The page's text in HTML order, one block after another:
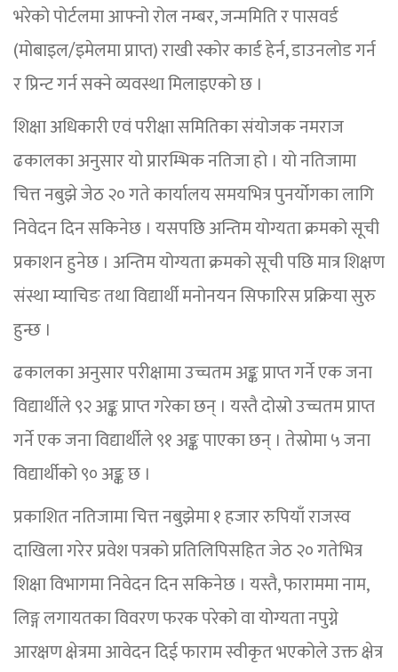
भरेको पोर्टलमा आफ्नो रोल नम्बर, जन्ममिति र पासवर्ड
(मोबाइल/इमेलमा प्राप्त) राखी स्कोर कार्ड हेर्न, डाउनलोड गर्न
र प्रिन्ट गर्न सक्ने व्यवस्था मिलाइएको छ ।
शिक्षा अधिकारी एवं परीक्षा समितिका संयोजक नमराज
ढकालका अनुसार यो प्रारम्भिक नतिजा हो । यो नतिजामा
चित्त नबुझे जेठ २० गते कार्यालय समयभित्र पुनर्योगका लागि
निवेदन दिन सकिनेछ । यसपछि अन्तिम योग्यता क्रमको सूची
प्रकाशन हुनेछ । अन्तिम योग्यता क्रमको सूची पछि मात्र शिक्षण
संस्था म्याचिङ तथा विद्यार्थी मनोनयन सिफारिस प्रक्रिया सुरु
हुन्छ ।
ढकालका अनुसार परीक्षामा उच्चतम अङ्क प्राप्त गर्ने एक जना
विद्यार्थीले ९२ अङ्क प्राप्त गरेका छन् । यस्तै दोस्रो उच्चतम प्राप्त
गर्ने एक जना विद्यार्थीले ९१ अङ्क पाएका छन् । तेस्रोमा ५ जना
विद्यार्थीको ९० अङ्क छ ।
प्रकाशित नतिजामा चित्त नबुझेमा १ हजार रुपियाँ राजस्व
दाखिला गरेर प्रवेश पत्रको प्रतिलिपिसहित जेठ २० गतेभित्र
शिक्षा विभागमा निवेदन दिन सकिनेछ । यस्तै, फाराममा नाम,
लिङ्ग लगायतका विवरण फरक परेको वा योग्यता नपुग्ने
आरक्षण क्षेत्रमा आवेदन दिई फाराम स्वीकृत भएकोले उक्त क्षेत्र